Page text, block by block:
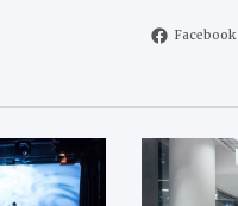
Facebook